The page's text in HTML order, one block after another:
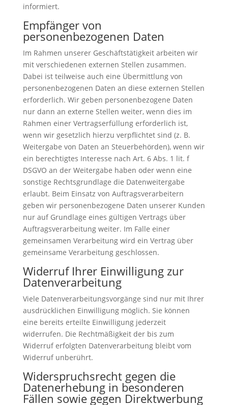
informiert.
Empfänger von
personenbezogenen Daten
Im Rahmen unserer Geschäftstätigkeit arbeiten wir
mit verschiedenen externen Stellen zusammen.
Dabei ist teilweise auch eine Übermittlung von
personenbezogenen Daten an diese externen Stellen
erforderlich. Wir geben personenbezogene Daten
nur dann an externe Stellen weiter, wenn dies im
Rahmen einer Vertragserfüllung erforderlich ist,
wenn wir gesetzlich hierzu verpflichtet sind (z. B.
Weitergabe von Daten an Steuerbehörden), wenn wir
ein berechtigtes Interesse nach Art. 6 Abs. 1 lit. f
DSGVO an der Weitergabe haben oder wenn eine
sonstige Rechtsgrundlage die Datenweitergabe
erlaubt. Beim Einsatz von Auftragsverarbeitern
geben wir personenbezogene Daten unserer Kunden
nur auf Grundlage eines gültigen Vertrags über
Auftragsverarbeitung weiter. Im Falle einer
gemeinsamen Verarbeitung wird ein Vertrag über
gemeinsame Verarbeitung geschlossen.
Widerruf Ihrer Einwilligung zur
Datenverarbeitung
Viele Datenverarbeitungsvorgänge sind nur mit Ihrer
ausdrücklichen Einwilligung möglich. Sie können
eine bereits erteilte Einwilligung jederzeit
widerrufen. Die Rechtmäßigkeit der bis zum
Widerruf erfolgten Datenverarbeitung bleibt vom
Widerruf unberührt.
Widerspruchsrecht gegen die
Datenerhebung in besonderen
Fällen sowie gegen Direktwerbung